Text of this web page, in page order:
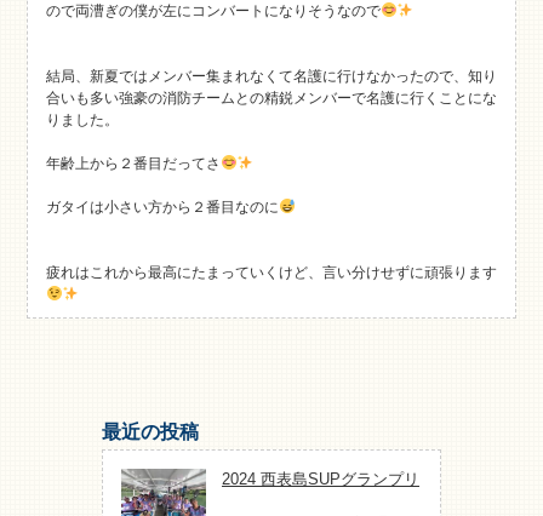
ので両漕ぎの僕が左にコンバートになりそうなので
結局、新夏ではメンバー集まれなくて名護に行けなかったので、知り
合いも多い強豪の消防チームとの精鋭メンバーで名護に行くことにな
りました。
年齢上から２番目だってさ
ガタイは小さい方から２番目なのに
疲れはこれから最高にたまっていくけど、言い分けせずに頑張ります
最近の投稿
2024 西表島SUPグランプリ